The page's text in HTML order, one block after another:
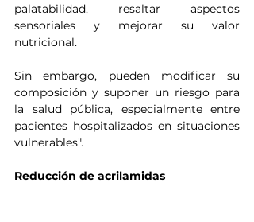
palatabilidad, resaltar aspectos
sensoriales y mejorar su valor
nutricional.
Sin embargo, pueden modificar su
composición y suponer un riesgo para
la salud pública, especialmente entre
pacientes hospitalizados en situaciones
vulnerables".
Reducción de acrilamidas